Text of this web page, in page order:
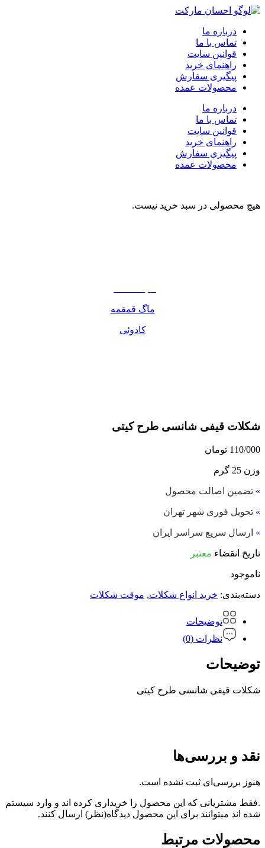
درباره ما
تماس با ما
قوانین سایت
راهنمای خرید
پیگیری سفارش
محصولات عمده
درباره ما
تماس با ما
قوانین سایت
راهنمای خرید
پیگیری سفارش
محصولات عمده
هیچ محصولی در سبد خرید نیست.
ماگ قمقمه
کادوئی
شکلات قیفی شانسی طرح کیتی
110/000 تومان
وزن 25 گرم
» تضمین اصالت محصول
» تحویل فوری شهر تهران
» ارسال سریع سراسر ایران
تاریخ انقضاء معتبر
ناموجود
دسته‌بندی: خرید انواع شکلات, موقت شکلات
توضیحات
نظرات (0)
توضیحات
شکلات قیفی شانسی طرح کیتی
نقد و بررسی‌ها
هنوز بررسی‌ای ثبت نشده است.
.فقط مشتریانی که این محصول را خریداری کرده اند و وارد سیستم
شده اند میتوانند برای این محصول دیدگاه(نظر) ارسال کنند.
محصولات مرتبط